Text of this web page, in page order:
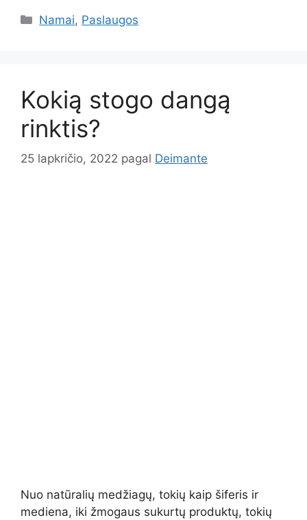
Kategorijos
Namai, Paslaugos
Kokią stogo dangą
rinktis?
25 lapkričio, 2022 pagal Deimante
Nuo natūralių medžiagų, tokių kaip šiferis ir
mediena, iki žmogaus sukurtų produktų, tokių